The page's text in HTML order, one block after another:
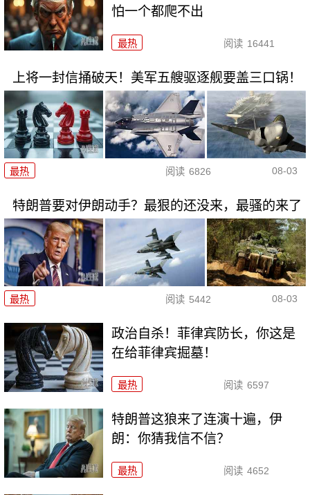
怕一个都爬不出
最热 阅读 16441
上将一封信捅破天！美军五艘驱逐舰要盖三口锅！
最热 阅读 6826 08-03
特朗普要对伊朗动手？最狠的还没来，最骚的来了
最热 阅读 5442 08-03
政治自杀！菲律宾防长，你这是
在给菲律宾掘墓！
最热 阅读 6597
特朗普这狼来了连演十遍，伊
朗：你猜我信不信？
最热 阅读 4652